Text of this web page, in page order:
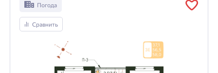
Погода
Сравнить